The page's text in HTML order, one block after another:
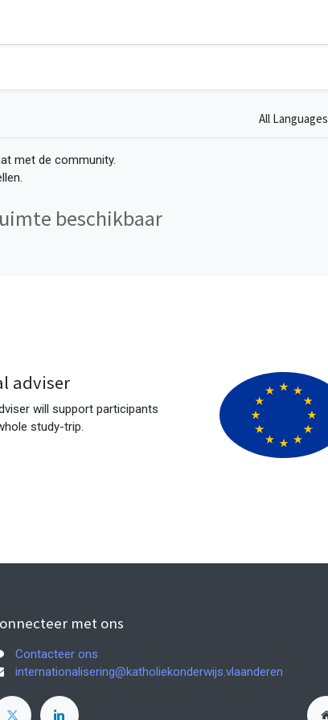
All Languages
met de community.
beschikbaar
adviser
will support participants
study-trip.
met ons
Contacteer ons
internationalisering@katholiekonderwijs.vlaanderen